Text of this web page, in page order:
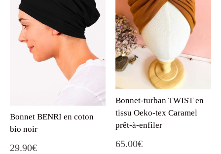
Bonnet BENRI en coton
bio noir
29.90€
Bonnet-turban TWIST en
tissu Oeko-tex Caramel
prêt-à-enfiler
65.00€